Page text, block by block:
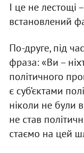
І це не лестощі
встановлений
По-друге, під
фраза: «Ви –
політичного
є суб’єктами
ніколи не були
не став
стаємо на цей